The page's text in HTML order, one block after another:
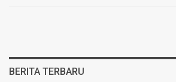
BERITA TERBARU